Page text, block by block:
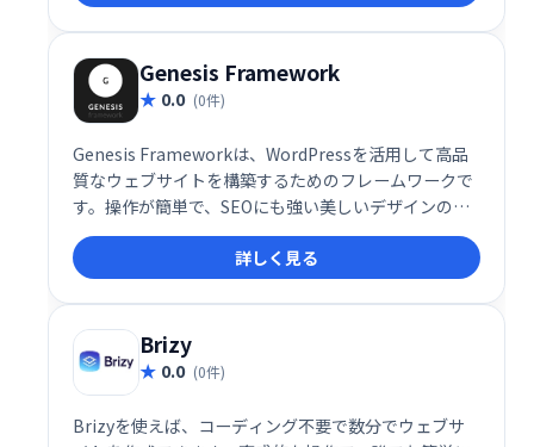
Genesis Framework
0.0 (0件)
Genesis Frameworkは、WordPressを活用して高品
質なウェブサイトを構築するためのフレームワークで
す。操作が簡単で、SEOにも強い美しいデザインのサ
イトを短時間で作成することができます。
詳しく見る
Brizy
0.0 (0件)
Brizyを使えば、コーディング不要で数分でウェブサ